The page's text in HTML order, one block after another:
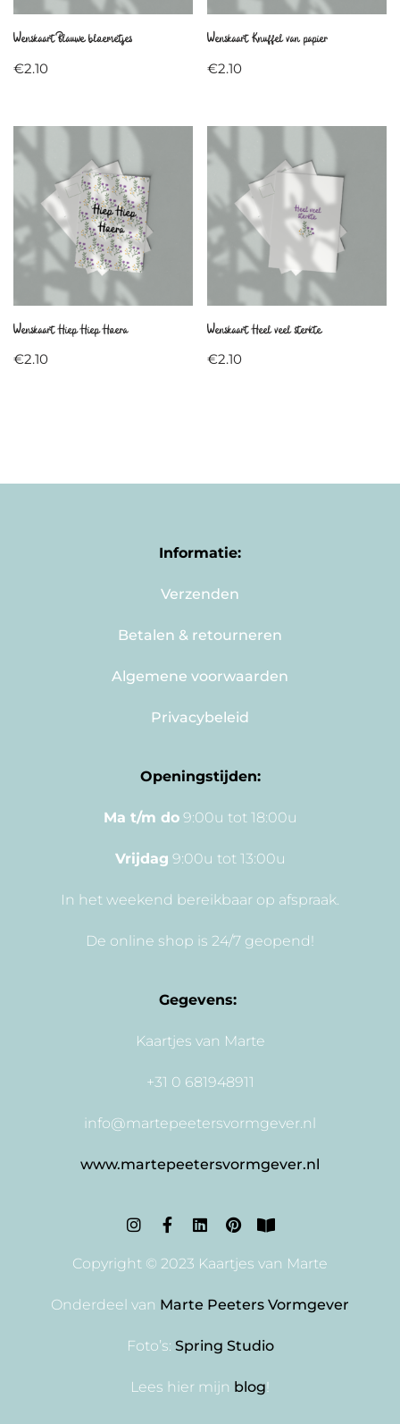
Wenskaart Blauwe bloemetjes
€2.10
Wenskaart Knuffel van papier
€2.10
Wenskaart Hiep Hiep Hoera
€2.10
Wenskaart Heel veel sterkte
€2.10
Informatie:
Verzenden
Betalen & retourneren
Algemene voorwaarden
Privacybeleid
Openingstijden:
Ma t/m do9:00u tot 18:00u
Vrijdag 9:00u tot 13:00u
In het weekend bereikbaar op afspraak.
De online shop is 24/7 geopend!
Gegevens:
Kaartjes van Marte
+31 0 681948911
info@martepeetersvormgever.nl
www.martepeetersvormgever.nl
Copyright © 2023 Kaartjes van Marte
Onderdeel van Marte Peeters Vormgever
Foto’s: Spring Studio
Lees hier mijn blog!